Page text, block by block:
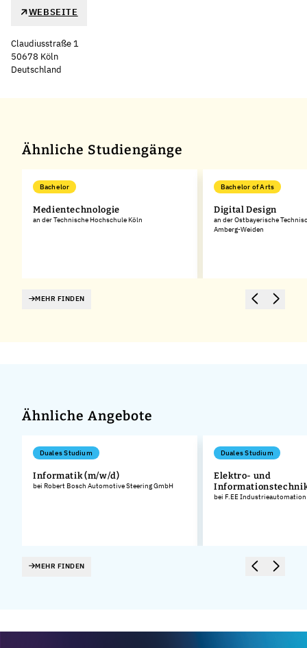
WEBSEITE
Claudiusstraße 1
50678 Köln
Deutschland
Ähnliche Studiengänge
Bachelor
Medientechnologie
an der Technische Hochschule Köln
Bachelor of Arts
Digital Design
an der Ostbayerische
Amberg-Weiden
MEHR FINDEN
Ähnliche Angebote
Duales Studium
Informatik (m/w/d)
bei Robert Bosch Automotive Steering GmbH
Duales Studium
Elektro- und
bei F.EE Industrieautomation
MEHR FINDEN